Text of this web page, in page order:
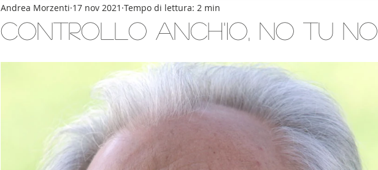
Controllo anch'io, no tu no
Andrea Morzenti 17 nov 2021 Tempo di lettura: 2 min